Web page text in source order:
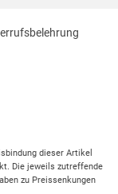
dieser Artikel
Die jeweils zutreffende
zu Preissenkungen